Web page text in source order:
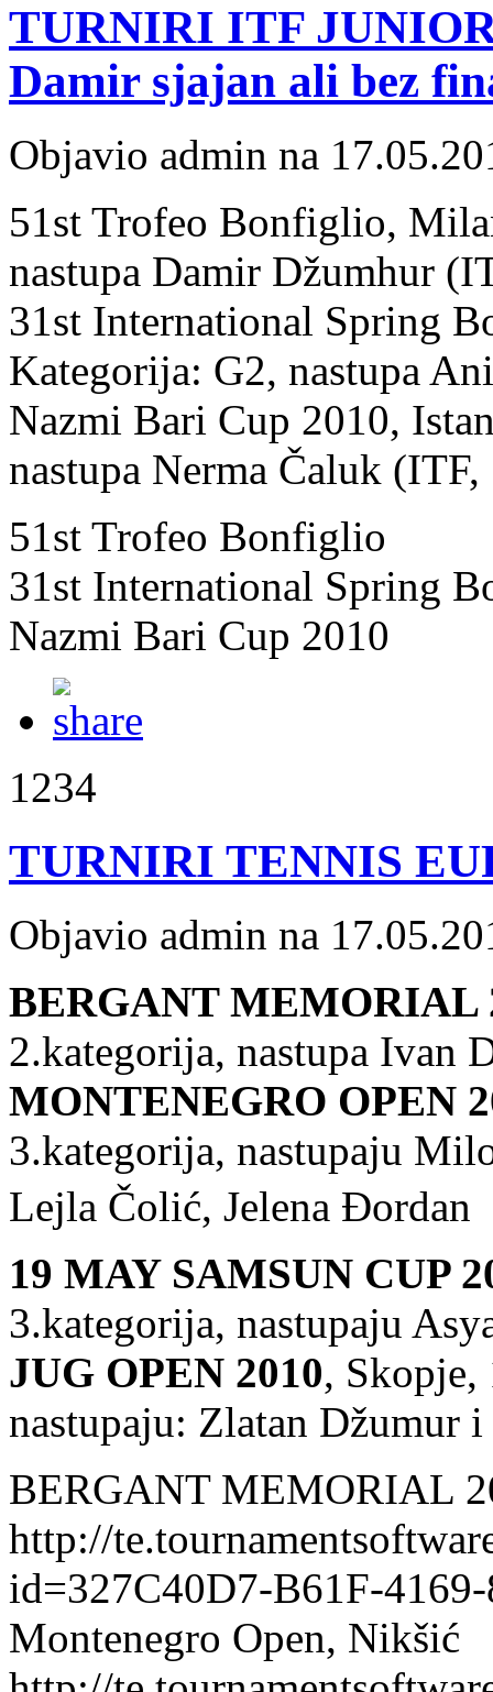
TURNIRI ITF JUNIOR
Damir sjajan ali bez
Objavio admin na
51st Trofeo Bonfiglio,
nastupa Damir Džumhur
31st International Spring
Kategorija: G2, nastupa
Nazmi Bari Cup 2010,
nastupa Nerma Čaluk (ITF,
51st Trofeo Bonfiglio
31st International Spring
Nazmi Bari Cup 2010
1234
TURNIRI TENNIS
Objavio admin na
BERGANT MEMORIAL
2.kategorija, nastupa Ivan
MONTENEGRO OPEN
3.kategorija, nastupaju
Lejla Čolić, Jelena Đordan
19 MAY SAMSUN CUP
3.kategorija, nastupaju
JUG OPEN 2010, Skopje,
nastupaju: Zlatan Džumur
BERGANT MEMORIAL
http://
id=327C40D7-B61F-
Montenegro Open, Nikšić